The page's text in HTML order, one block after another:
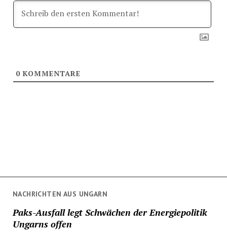
NACHRICHTEN AUS UNGARN
Paks-Ausfall legt Schwächen der Energiepolitik
Ungarns offen
0KOMMENTARE